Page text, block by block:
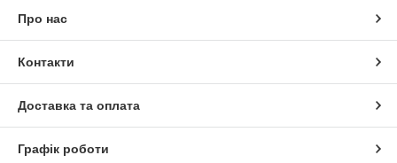
Про нас
Контакти
Доставка та оплата
Графік роботи